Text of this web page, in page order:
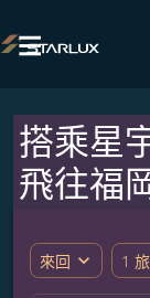

搭乘星
飛往福
來回 expand_more 1